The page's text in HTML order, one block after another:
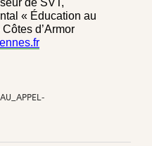
« Éducation au
d’Armor